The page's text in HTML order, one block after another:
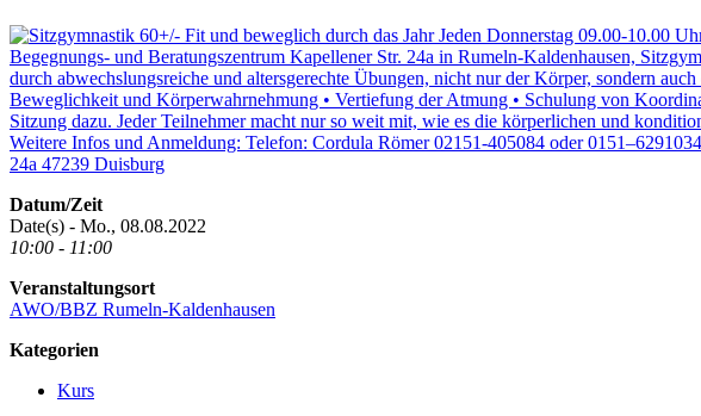
Datum/Zeit
Date(s) - Mo., 08.08.2022
10:00 - 11:00
Veranstaltungsort
AWO/BBZ Rumeln-Kaldenhausen
Kategorien
Kurs